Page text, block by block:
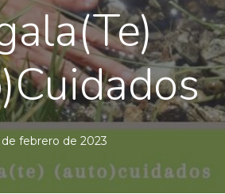
de febrero de 2023